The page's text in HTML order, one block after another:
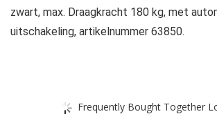
zwart, max. Draagkracht 180 kg, met
uitschakeling, artikelnummer 63850.
Frequently Bought Together